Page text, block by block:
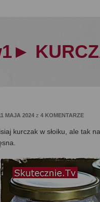
MAJA 2024 z 4 KOMENTARZE
kurczak w słoiku, ale tak